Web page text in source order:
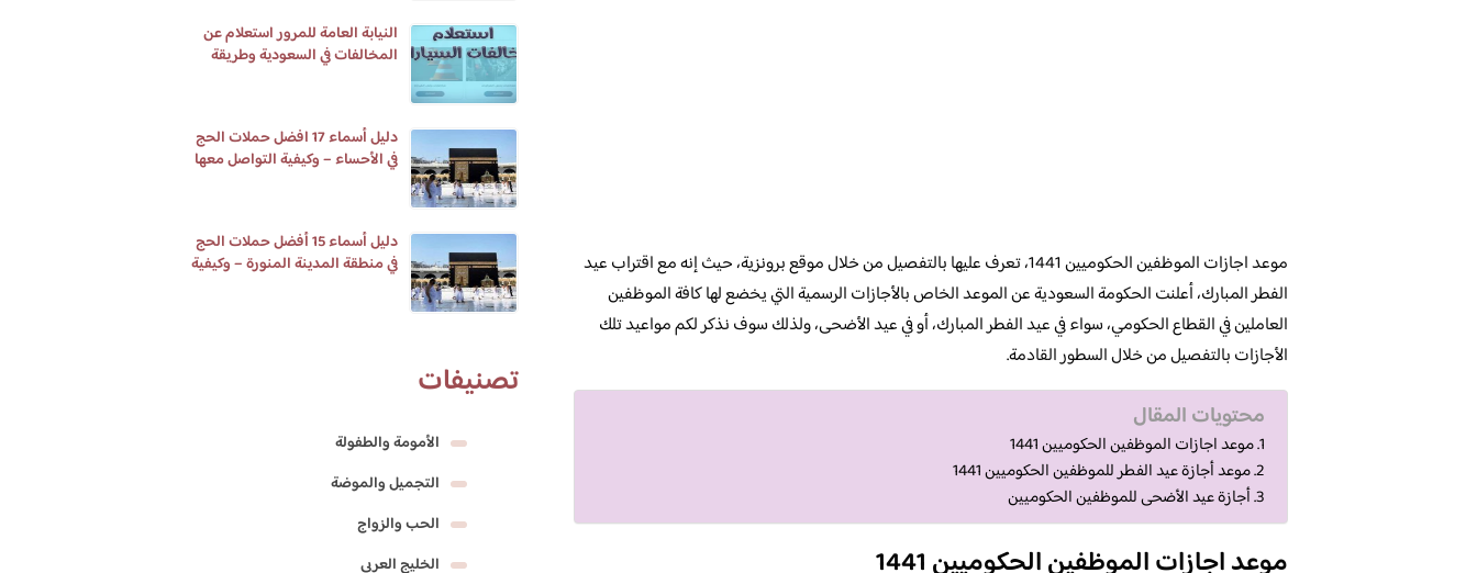
موعد اجازات الموظفين الحكوميين 1441، تعرف عليها بالتفصيل من خلال موقع برونزية، حيث إنه مع اقتراب عيد
الفطر المبارك، أعلنت الحكومة السعودية عن الموعد الخاص بالأجازات الرسمية التي يخضع لها كافة الموظفين
العاملين في القطاع الحكومي، سواء في عيد الفطر المبارك، أو في عيد الأضحى، ولذلك سوف نذكر لكم مواعيد تلك
الأجازات بالتفصيل من خلال السطور القادمة.
محتويات المقال
موعد اجازات الموظفين الحكوميين 1441
موعد أجازة عيد الفطر للموظفين الحكوميين 1441
أجازة عيد الأضحى للموظفين الحكوميين
النيابة العامة للمرور استعلام عن
المخالفات في السعودية وطريقة
دليل أسماء 17 افضل حملات الحج
في الأحساء – وكيفية التواصل معها
دليل أسماء 15 أفضل حملات الحج
في منطقة المدينة المنورة – وكيفية
تصنيفات
الأمومة والطفولة
التجميل والموضة
الحب والزواج
الخليج العربي